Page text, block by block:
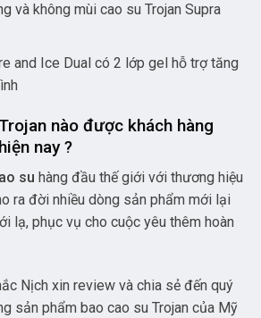
và không mùi cao su Trojan Supra
and Ice Dual có 2 lớp gel hỗ trợ tăng
nào được khách hàng
nay ?
su hàng đầu thế giới với thương hiệu
ra đời nhiều dòng sản phẩm mới lại
lạ, phục vụ cho cuộc yêu thêm hoàn
Nịch xin review và chia sẻ đến quý
sản phẩm bao cao su Trojan của Mỹ